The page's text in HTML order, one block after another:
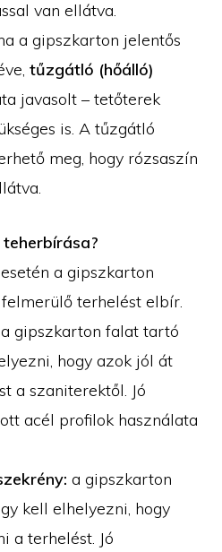
van ellátva.
a gipszkarton jelentős
tűzgátló (hőálló)
javasolt – tetőterek
is. A tűzgátló
meg, hogy rózsaszín
a gipszkarton
terhelést elbír.
a gipszkarton falat tartó
hogy azok jól át
a szaniterektől. Jó
acél profilok használata
a gipszkarton
kell elhelyezni, hogy
a terhelést. Jó